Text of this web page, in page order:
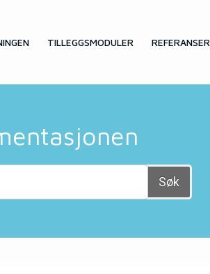
TILLEGGSMODULER REFERANSER
Søk